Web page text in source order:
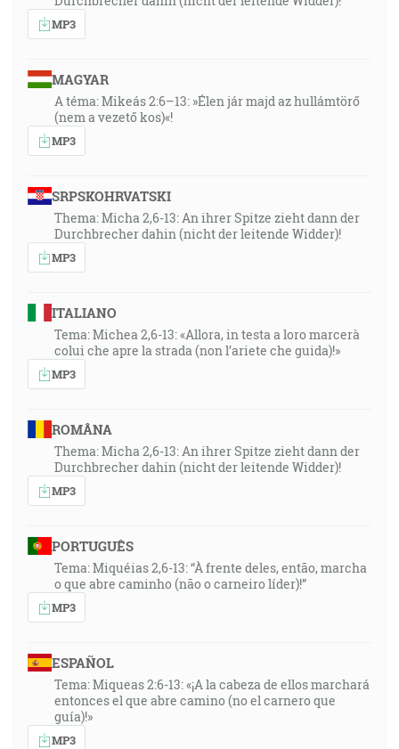
MP3
MAGYAR
A téma: Mikeás 2:6–13: »Élen jár majd az hullámtörő
(nem a vezető kos)«!
MP3
SRPSKOHRVATSKI
Thema: Micha 2,6-13: An ihrer Spitze zieht dann der
Durchbrecher dahin (nicht der leitende Widder)!
MP3
ITALIANO
Tema: Michea 2,6-13: «Allora, in testa a loro marcerà
colui che apre la strada (non l’ariete che guida)!»
MP3
ROMÂNA
Thema: Micha 2,6-13: An ihrer Spitze zieht dann der
Durchbrecher dahin (nicht der leitende Widder)!
MP3
PORTUGUÊS
Tema: Miquéias 2,6-13: “À frente deles, então, marcha
o que abre caminho (não o carneiro líder)!”
MP3
ESPAÑOL
Tema: Miqueas 2:6-13: «¡A la cabeza de ellos marchará
entonces el que abre camino (no el carnero que
guía)!»
MP3